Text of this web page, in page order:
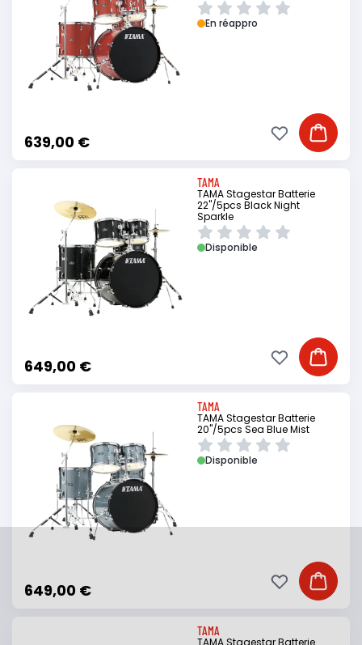
639,00 €
En réappro
Ajouter
Ajouter à ma
TAMA
TAMA Stagestar Batterie
22"/5pcs Black Night
Sparkle
649,00 €
Disponible
Ajouter
Ajouter à ma
TAMA
TAMA Stagestar Batterie
20"/5pcs Sea Blue Mist
649,00 €
Disponible
Ajouter
Ajouter à ma
TAMA
TAMA Stagestar Batterie